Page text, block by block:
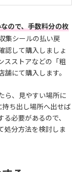
ので、手数料分の枚
集シールの払い戻
認して購入しましょ
スストアなどの「粗
にて購入します。
ら、見やすい場所に
ち出し場所へ出せば
必要があるので、
処分方法を検討しま